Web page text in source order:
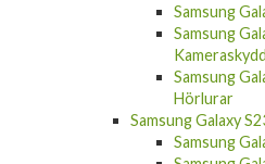
Samsung
Samsung
Kameraskydd
Samsung
Hörlurar
Samsung Galaxy
Samsung